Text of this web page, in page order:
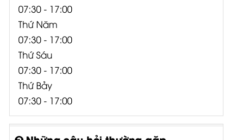
07:30 - 17:00
Thứ Năm
07:30 - 17:00
Thứ Sáu
07:30 - 17:00
Thứ Bảy
07:30 - 17:00